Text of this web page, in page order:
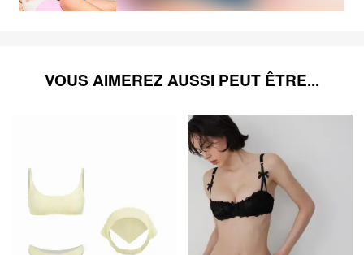
VOUS AIMEREZ AUSSI PEUT ÊTRE...